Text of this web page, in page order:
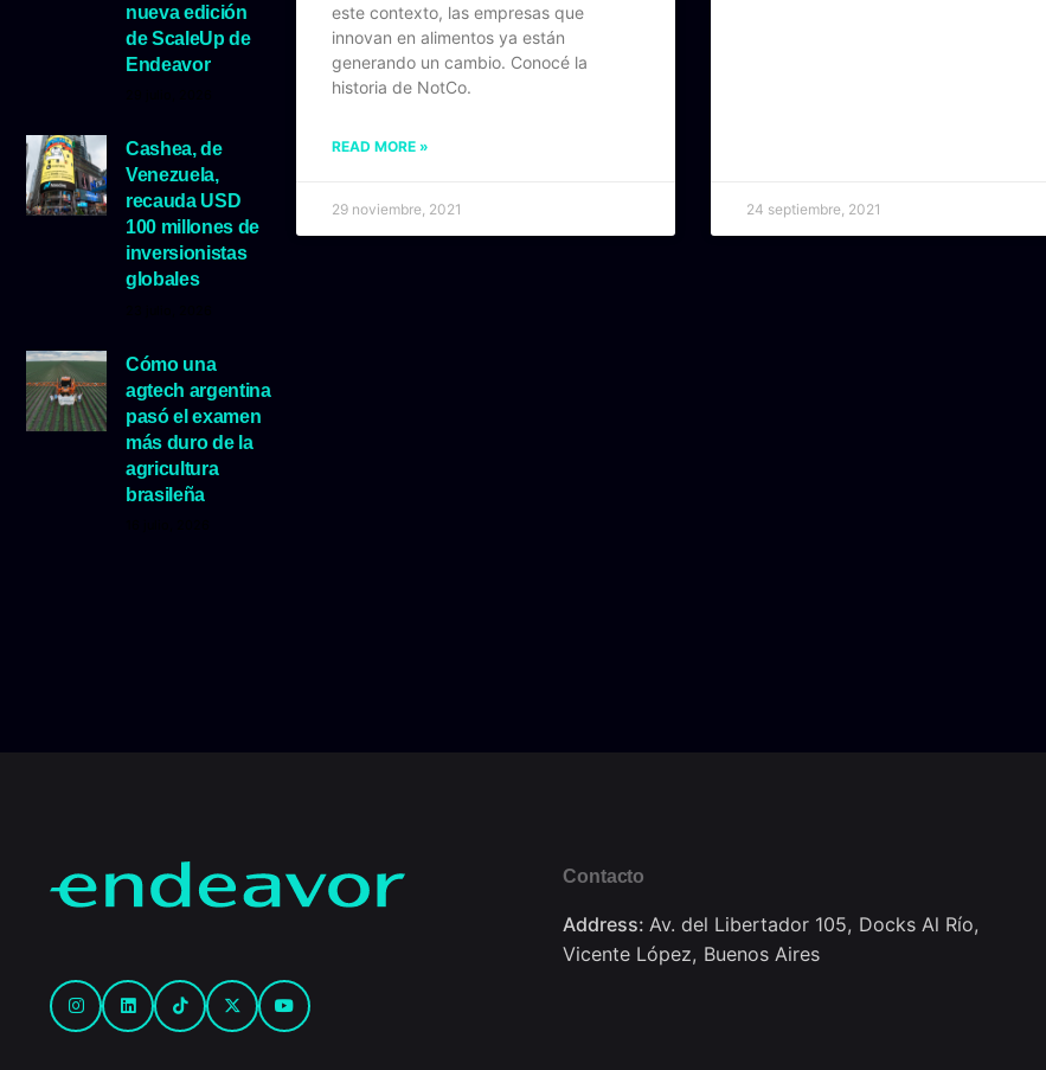
nueva edición
de ScaleUp de
Endeavor
Cashea, de
Venezuela,
recauda USD
100 millones de
inversionistas
globales
Cómo una
agtech argentina
pasó el examen
más duro de la
agricultura
brasileña
este contexto, las empresas que
innovan en alimentos ya están
generando un cambio. Conocé la
historia de NotCo.
READ MORE »
29 noviembre, 2021 24 septiembre, 2021
Contacto
Address:Av. del Libertador 105, Docks Al Río,
Vicente López, Buenos Aires